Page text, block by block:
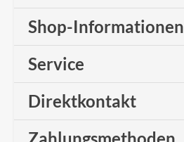
Shop-Informationen
Service
Direktkontakt